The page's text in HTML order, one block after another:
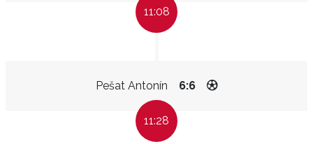
11:08
Pešat Antonín 6:6
11:28